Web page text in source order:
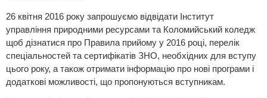
26 квітня 2016 року запрошуємо відвідати Інститут
управління природними ресурсами та Коломийський коледж
щоб дізнатися про Правила прийому у 2016 році, перелік
спеціальностей та сертифікатів ЗНО, необхідних для вступу
цього року, а також отримати інформацію про нові програми і
додаткові можливості, що пропонуються вступникам.